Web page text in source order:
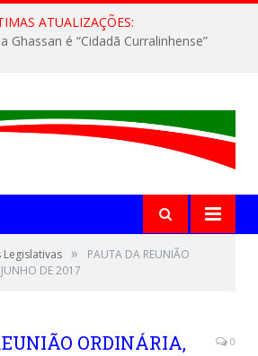
ATUALIZAÇÕES:
Ghassan é “Cidadã Curralinhense”
»
PAUTA DA REUNIÃO
DE 2017
ORDINÁRIA,
0